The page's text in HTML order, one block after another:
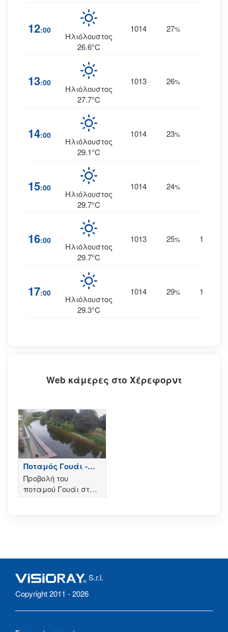
12:00
Ηλιόλουστος
26.6°C
1014 27%
13:00
Ηλιόλουστος
27.7°C
1013 26%
14:00
Ηλιόλουστος
29.1°C
1014 23%
15:00
Ηλιόλουστος
29.7°C
1014 24%
16:00
Ηλιόλουστος
29.7°C
1013 25% 16
17:00
Ηλιόλουστος
29.3°C
1014 29% 19
Web κάμερες στο Χέρεφορντ
Ποταμός Γουάι -
Χέρεφορντ
Προβολή του
ποταμού Γουάι στο
Χέρεφορντ
S.r.l.
Copyright 2011 - 2026